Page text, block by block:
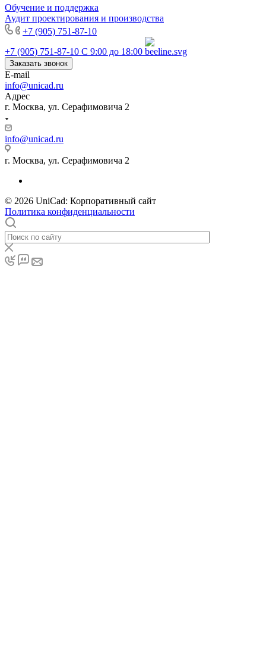
Обучение и поддержка
Аудит проектирования и производства
+7 (905) 751-87-10
+7 (905) 751-87-10 С 9:00 до 18:00
Заказать звонок
E-mail
info@unicad.ru
Адрес
г. Москва, ул. Серафимовича 2
info@unicad.ru
г. Москва, ул. Серафимовича 2
© 2026 UniCad: Корпоративный сайт
Политика конфиденциальности